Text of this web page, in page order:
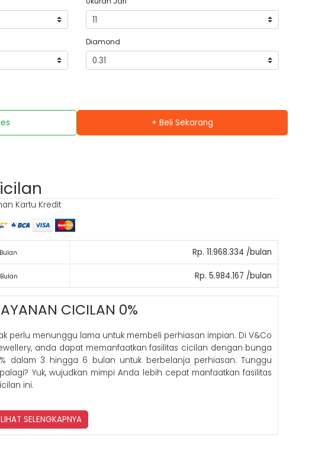
Diamond
+ Beli Sekarang
Kartu Kredit
Rp. 11.968.334 /bulan
Rp. 5.984.167 /bulan
CICILAN 0%
perlu menunggu lama untuk membeli perhiasan impian. Di V&Co
anda dapat memanfaatkan fasilitas cicilan dengan bunga
dalam 3 hingga 6 bulan untuk berbelanja perhiasan. Tunggu
Yuk, wujudkan mimpi Anda lebih cepat manfaatkan fasilitas
ini.
LIHAT SELENGKAPNYA